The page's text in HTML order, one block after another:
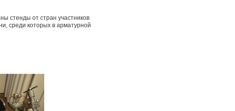
стенды от стран участников
среди которых в арматурной